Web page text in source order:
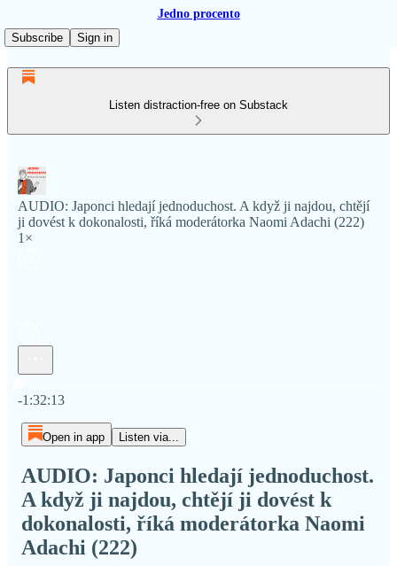
Jedno procento
Subscribe
Sign in
Listen distraction-free on Substack
AUDIO: Japonci hledají jednoduchost. A když ji najdou, chtějí
ji dovést k dokonalosti, říká moderátorka Naomi Adachi (222)
1×
-1:32:13
Open in app Listen via...
AUDIO: Japonci hledají jednoduchost.
A když ji najdou, chtějí ji dovést k
dokonalosti, říká moderátorka Naomi
Adachi (222)